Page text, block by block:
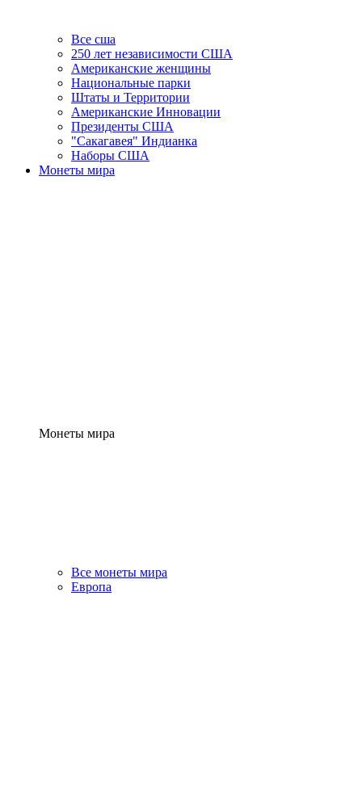
Все сша
250 лет независимости США
Американские женщины
Национальные парки
Штаты и Территории
Американские Инновации
Президенты США
"Сакагавея" Индианка
Наборы США
Монеты мира
Монеты мира
Все монеты мира
Европа